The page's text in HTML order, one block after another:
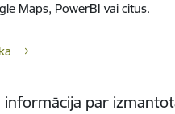
Maps, PowerBI vai citus.
informācija par